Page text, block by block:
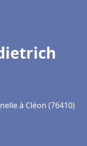
à Cléon (76410)